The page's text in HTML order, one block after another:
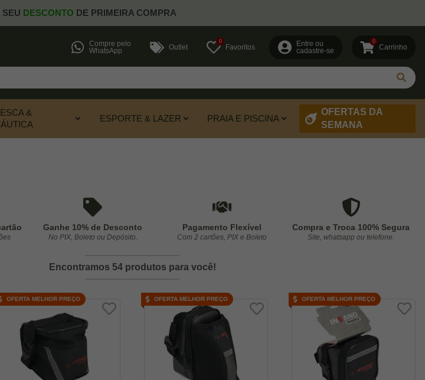
SEU DESCONTO DE PRIMEIRA COMPRA
Compre pelo
WhatsApp
Outlet
0
Favoritos
Entre ou
cadastre-se
0
Carrinho
&
ESPORTE & LAZER PRAIA E PISCINA
OFERTAS DA
SEMANA
Ganhe 10% de Desconto
No PIX, Boleto ou Depósito.
Pagamento Flexível
Com 2 cartões, PIX e Boleto
Compra e Troca 100% Segura
Site, whatsapp ou telefone.
Encontramos 54 produtos para você!
OFERTA MELHOR PREÇO OFERTA MELHOR PREÇO OFERTA MELHOR PREÇO